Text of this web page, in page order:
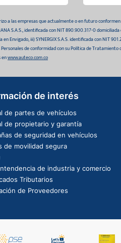
a las empresas que actualmente o en futuro conformen
S.A.S., identificada con NIT 890.900.317-0
en Envigado, iii) SYNERGIX S.A.S. identificada con NIT
de conformidad con su Política de
enwww.auteco.com.co
de interés
de partes de vehículos
de propietario y garantía
de seguridad en vehículos
de movilidad segura
de industria y comercio
Tributarios
de Proveedores